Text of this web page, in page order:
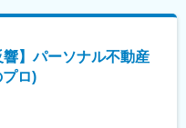
響】パーソナル不動産
ロ)